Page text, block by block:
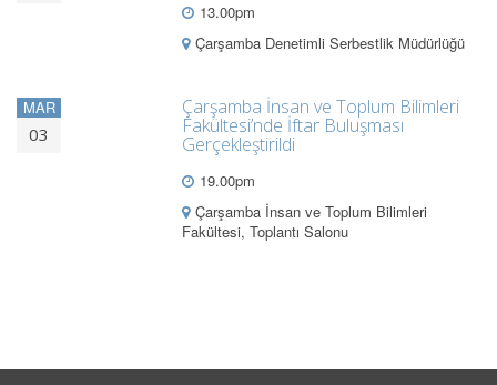
13.00pm
Çarşamba Denetimli Serbestlik Müdürlüğü
MAR
03
Çarşamba İnsan ve Toplum Bilimleri
Fakültesi’nde İftar Buluşması
Gerçekleştirildi
19.00pm
Çarşamba İnsan ve Toplum Bilimleri
Fakültesi, Toplantı Salonu